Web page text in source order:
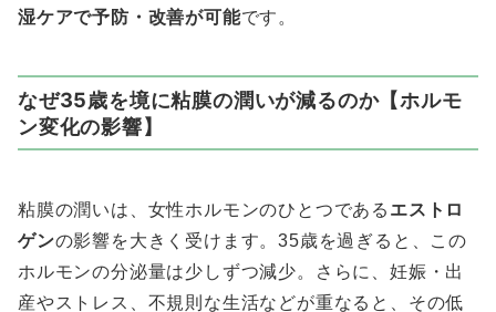
湿ケアで予防・改善が可能です。
なぜ35歳を境に粘膜の潤いが減るのか【ホルモ
ン変化の影響】
粘膜の潤いは、女性ホルモンのひとつである エストロ
ゲンの影響を大きく受けます。35歳を過ぎると、この
ホルモンの分泌量は少しずつ減少。さらに、妊娠・出
産やストレス、不規則な生活などが重なると、その低